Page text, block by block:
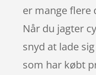
er mange flere
Når du jagter
snyd at lade
som har købt